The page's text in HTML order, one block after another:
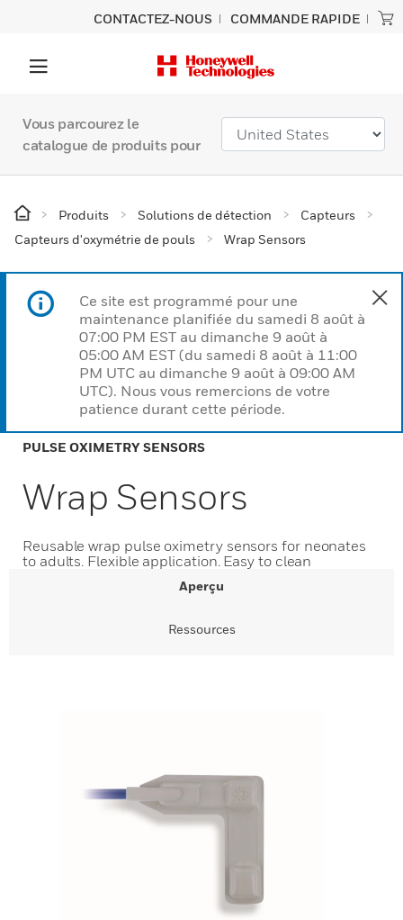
CONTACTEZ-NOUS COMMANDE RAPIDE
Vous parcourez le
catalogue de produits pour
Produits Solutions de détection
Capteurs
Capteurs d'oxymétrie de pouls
Wrap Sensors
Ce site est programmé pour une
maintenance planifiée du samedi 8 août à
07:00 PM EST au dimanche 9 août à
05:00 AM EST (du samedi 8 août à 11:00
PM UTC au dimanche 9 août à 09:00 AM
UTC). Nous vous remercions de votre
patience durant cette période.
PULSE OXIMETRY SENSORS
Wrap Sensors
Reusable wrap pulse oximetry sensors for neonates
to adults. Flexible application. Easy to clean
Aperçu
Ressources